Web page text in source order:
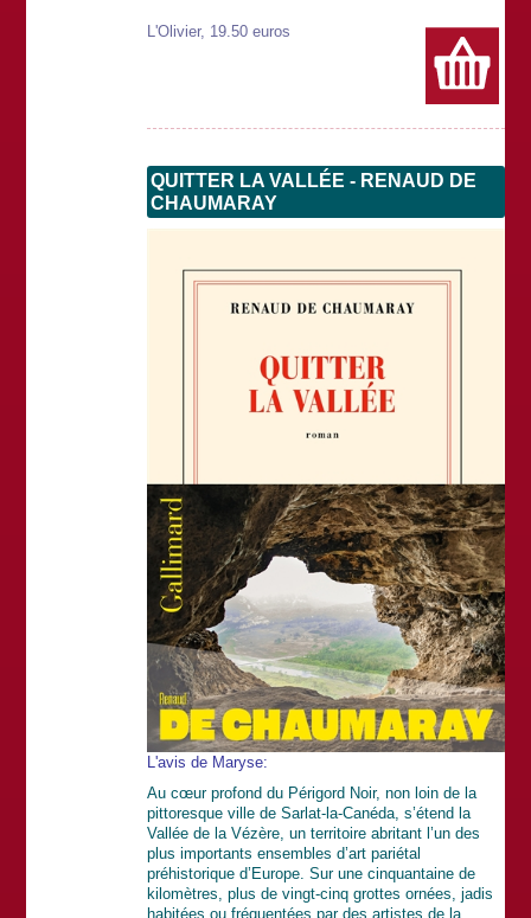
L'Olivier, 19.50 euros
QUITTER LA VALLÉE - RENAUD DE
CHAUMARAY
L'avis de Maryse:
Au cœur profond du Périgord Noir, non loin de la
pittoresque ville de Sarlat-la-Canéda, s’étend la
Vallée de la Vézère, un territoire abritant l’un des
plus importants ensembles d’art pariétal
préhistorique d’Europe. Sur une cinquantaine de
kilomètres, plus de vingt-cinq grottes ornées, jadis
habitées ou fréquentées par des artistes de la